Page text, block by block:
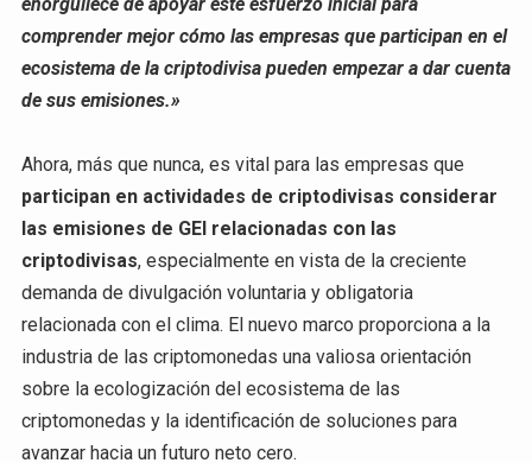
comprender mejor cómo las empresas que participan en el
ecosistema de la criptodivisa pueden empezar a dar cuenta
de sus emisiones.»
Ahora, más que nunca, es vital para las empresas que
participan en actividades de criptodivisas considerar
las emisiones de GEI relacionadas con las
criptodivisas, especialmente en vista de la creciente
demanda de divulgación voluntaria y obligatoria
relacionada con el clima. El nuevo marco proporciona a la
industria de las criptomonedas una valiosa orientación
sobre la ecologización del ecosistema de las
criptomonedas y la identificación de soluciones para
avanzar hacia un futuro neto cero.